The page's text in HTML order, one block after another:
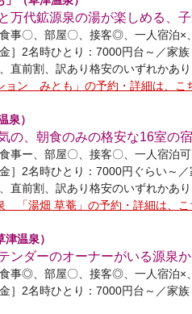
万代鉱源泉の湯が楽しめる、
事〇、部屋〇、接客◎、一人宿泊×
金］2名時ひとり：7000円台～／家
直前割、訳あり格安のいずれかあり
ョン みとも」の予約・詳細は、こ
泉）
の、朝食のみの格安な16室の宿
事ー、部屋〇、接客〇、一人宿泊
金］2名時ひとり：7000円ぐらい～
直前割、訳あり格安のいずれかあり
「湯畑 草菴」の予約・詳細は、こ
温泉）
ンダーのオーナーがいる源泉
事◎、部屋〇、接客◎、一人宿泊×
金］2名時ひとり：7000円台～／家族